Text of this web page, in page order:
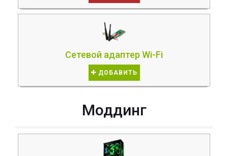
Сетевой адаптер Wi-Fi
ДОБАВИТЬ
Моддинг